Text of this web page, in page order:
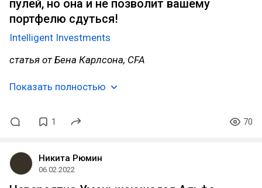
пулей, но она и не позволит вашему
портфелю сдуться!
Intelligent Investments
статья от Бена Карлсона, CFA
Показать полностью
1 70
Никита Рюмин
06.02.2022